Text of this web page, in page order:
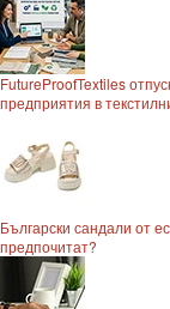
FutureProofTextiles
предприятия в
Български сандали от
предпочитат?